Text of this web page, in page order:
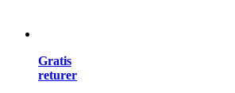
Gratis
returer